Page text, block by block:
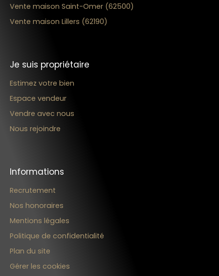
Vente maison Saint-Omer (62500)
Vente maison Lillers (62190)
Je suis propriétaire
Estimez votre bien
Espace vendeur
Vendre avec nous
Nous rejoindre
Informations
Recrutement
Nos honoraires
Mentions légales
Politique de confidentialité
Plan du site
Gérer les cookies